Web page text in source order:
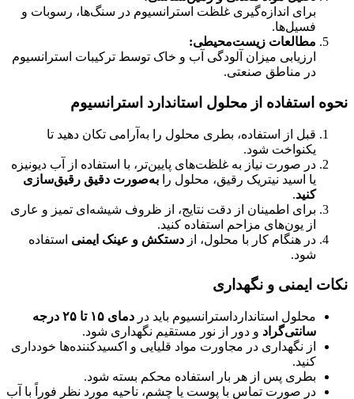
برای اندازه‌گیری غلظت استرانسیوم در سنگ‌ها، رسوبات و
فسیل‌ها.
مطالعات زیست‌محیطی:
ارزیابی میزان آلودگی آب و خاک توسط ترکیبات استرانسیوم
در مناطق صنعتی.
نحوه استفاده از محلول استاندارد استرانسیوم
قبل از استفاده، بطری محلول را به‌آرامی تکان دهید تا
یکنواخت شود.
در صورت نیاز به غلظت‌های پایین‌تر، با استفاده از آب دیونیزه
یا اسید نیتریک رقیق، محلول را به‌صورت دقیق رقیق‌سازی
کنید.
برای اطمینان از دقت نتایج، از ظروف شیشه‌ای تمیز و عاری
از یون‌های مزاحم استفاده کنید.
در هنگام کار با محلول، از دستکش و عینک ایمنی استفاده
شود.
نکات ایمنی و نگهداری
محلول استاندارداسترانسیوم باید در
دمای ۱۵ تا ۲۵ درجه
سانتی‌گراد و دور از نور مستقیم نگهداری شود.
از نگهداری در مجاورت مواد قلیایی و اکسیدکننده‌ها خودداری
کنید.
بطری پس از هر بار استفاده محکم بسته شود.
در صورت تماس با پوست یا چشم، ناحیه مورد نظر فوراً با آب